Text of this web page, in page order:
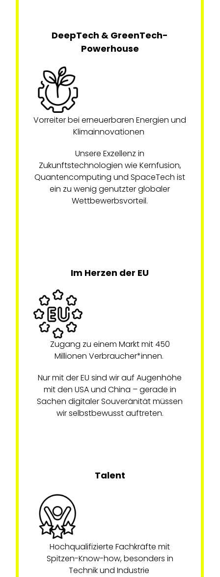
DeepTech & GreenTech-
Powerhouse
Vorreiter bei erneuerbaren Energien und
Klimainnovationen
Unsere Exzellenz in
Zukunftstechnologien wie Kernfusion,
Quantencomputing und SpaceTech ist
ein zu wenig genutzter globaler
Wettbewerbsvorteil.
Im Herzen der EU
Zugang zu einem Markt mit 450
Millionen Verbraucher*innen.
Nur mit der EU sind wir auf Augenhöhe
mit den USA und China – gerade in
Sachen digitaler Souveränität müssen
wir selbstbewusst auftreten.
Talent
Hochqualifizierte Fachkräfte mit
Spitzen-Know-how, besonders in
Technik und Industrie